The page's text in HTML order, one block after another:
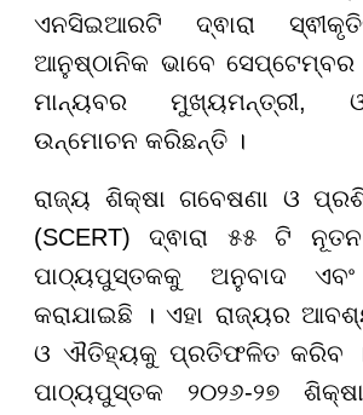
ଏନସିଇଆରଟି ଦ୍ଵାରା
ଆନୁଷ୍ଠାନିକ ଭାବେ ସେପ୍ଟେମ୍ବର
ମାନ୍ୟବର ମୁଖ୍ୟମନ୍ତ୍ରୀ,
ଉନ୍ମୋଚନ କରିଛନ୍ତି ।
ରାଜ୍ୟ ଶିକ୍ଷା ଗବେଷଣା ଓ
(SCERT) ଦ୍ଵାରା ୫୫ ଟି
ପାଠ୍ୟପୁସ୍ତକକୁ ଅନୁବାଦ ଏବଂ
କରାଯାଇଛି । ଏହା ରାଜ୍ୟର
ଓ ଐତିହ୍ୟକୁ ପ୍ରତିଫଳିତ କରିବ
ପାଠ୍ୟପୁସ୍ତକ ୨୦୨୬-୨୭